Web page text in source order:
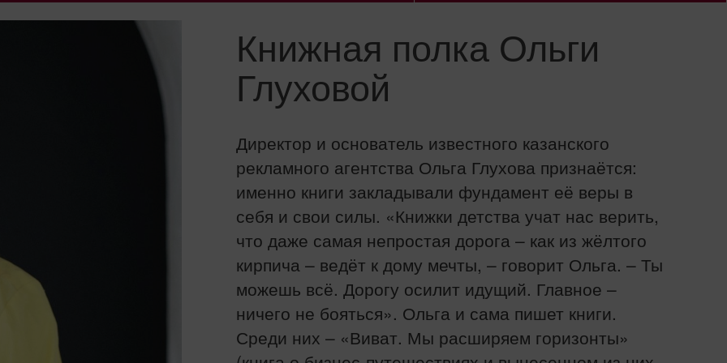
Книжная полка Ольги
Глуховой
Директор и основатель известного казанского
рекламного агентства Ольга Глухова признаётся:
именно книги закладывали фундамент её веры в
себя и свои силы. «Книжки детства учат нас верить,
что даже самая непростая дорога – как из жёлтого
кирпича – ведёт к дому мечты, – говорит Ольга. – Ты
можешь всё. Дорогу осилит идущий. Главное –
ничего не бояться». Ольга и сама пишет книги.
Среди них – «Виват. Мы расширяем горизонты»